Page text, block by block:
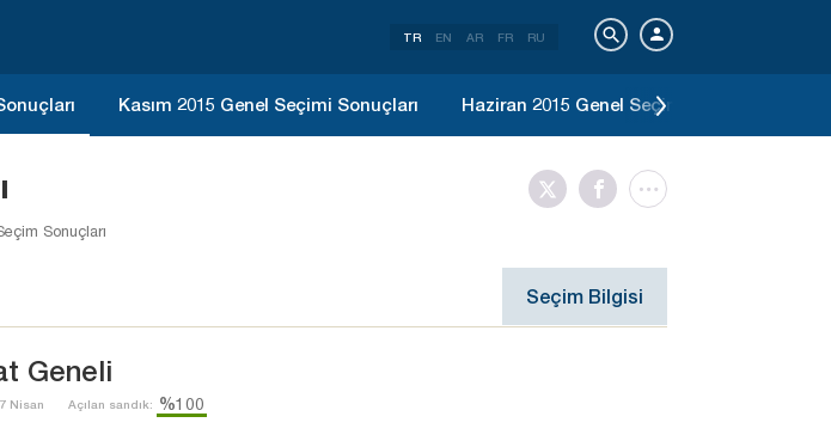
TR EN AR FR RU
Kasım 2015 Genel Seçimi Sonuçları Haziran 2015 Genel Seçimi Sonuçları
Sonuçları
Seçim Bilgisi
Geneli
Nisan Açılan sandık: %100